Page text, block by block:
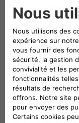
BORSA
FIAT